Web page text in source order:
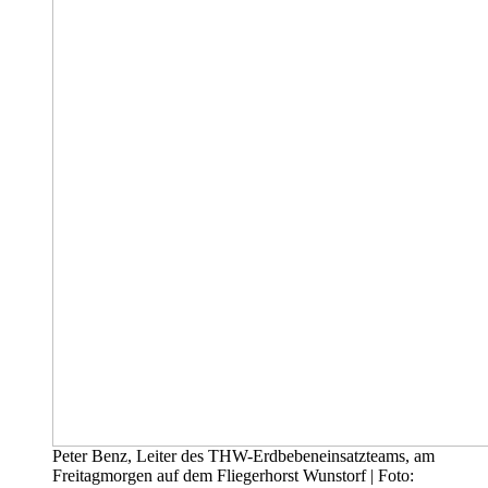
Peter Benz, Leiter des THW-Erdbebeneinsatzteams, am
Freitagmorgen auf dem Fliegerhorst Wunstorf | Foto: